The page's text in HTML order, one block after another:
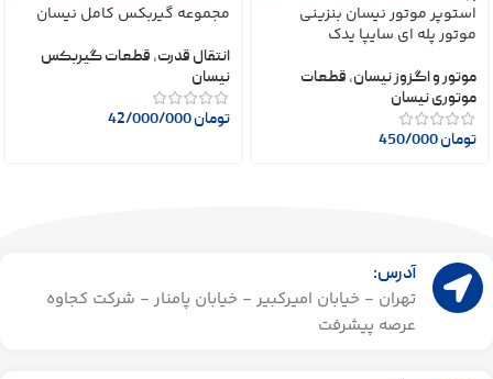
استوپر موتور نیسان بنزینی
موتور پله ای سایپا یدک
موتور و اگزوز نیسان, قطعات
موتوری نیسان
تومان
مجموعه گیربکس کامل نیسان
انتقال قدرت, قطعات گیربکس
نیسان
تومان
آدرس:
تهران - خیابان امیرکبیر - خیابان پامنار - شرکت کجاوه
عرصه پیشرفت